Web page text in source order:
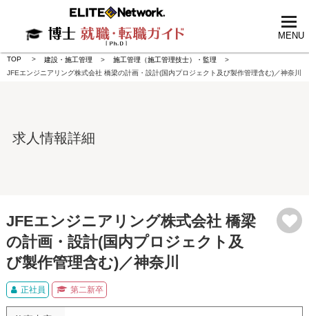
MENU
TOP 建設・施工管理
施工管理（施工管理技士）・監理
JFEエンジニアリング株式会社 橋梁の計画・設計(国内プロジェクト及び製作管理含む)／神奈川
求人情報詳細
JFEエンジニアリング株式会社 橋梁
の計画・設計(国内プロジェクト及
び製作管理含む)／神奈川
正社員 第二新卒